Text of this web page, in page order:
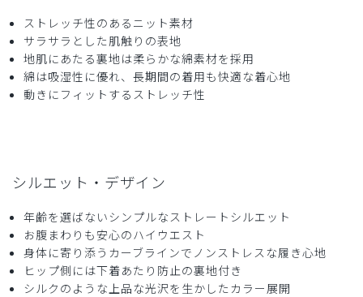
ストレッチ性のあるニット素材
サラサラとした肌触りの表地
地肌にあたる裏地は柔らかな綿素材を採用
綿は吸湿性に優れ、長期間の着用も快適な着心地
動きにフィットするストレッチ性
シルエット・デザイン
年齢を選ばないシンプルなストレートシルエット
お腹まわりも安心のハイウエスト
身体に寄り添うカーブラインでノンストレスな履き心地
ヒップ側には下着あたり防止の裏地付き
シルクのような上品な光沢を生かしたカラー展開